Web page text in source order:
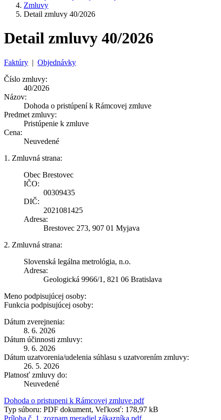
Zmluvy
Detail zmluvy 40/2026
Detail zmluvy 40/2026
Faktúry | Objednávky
Číslo zmluvy:
40/2026
Názov:
Dohoda o pristúpení k Rámcovej zmluve
Predmet zmluvy:
Pristúpenie k zmluve
Cena:
Neuvedené
1. Zmluvná strana:
Obec Brestovec
IČO:
00309435
DIČ:
2021081425
Adresa:
Brestovec 273, 907 01 Myjava
2. Zmluvná strana:
Slovenská legálna metrológia, n.o.
Adresa:
Geologická 9966/1, 821 06 Bratislava
Meno podpisujúcej osoby:
Funkcia podpisujúcej osoby:
Dátum zverejnenia:
8. 6. 2026
Dátum účinnosti zmluvy:
9. 6. 2026
Dátum uzatvorenia/udelenia súhlasu s uzatvorením zmluvy:
26. 5. 2026
Platnosť zmluvy do:
Neuvedené
Dohoda o pristupeni k Rámcovej zmluve.pdf
Typ súboru: PDF dokument, Veľkosť: 178,97 kB
Príloha č. 1_zoznam meradiel zákazníka.pdf